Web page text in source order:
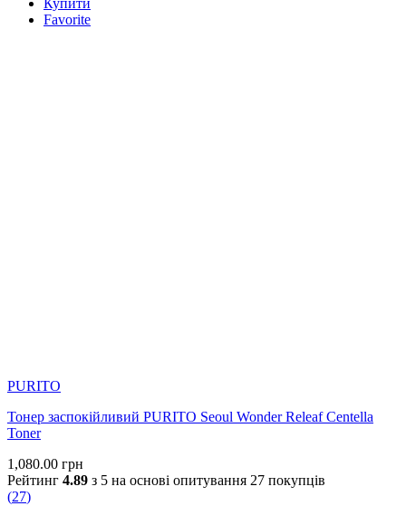
Купити
Favorite
PURITO
Тонер заспокійливий PURITO Seoul Wonder Releaf Centella
Toner
1,080.00 грн
Рейтинг 4.89 з 5 на основі опитування 27 покупців
(27)